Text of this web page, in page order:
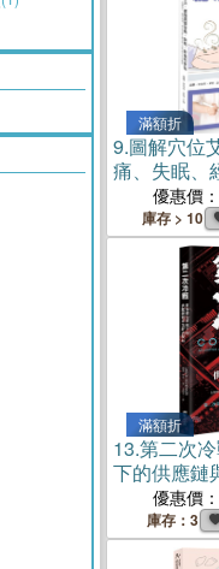
滿額折
9.圖解穴位
痛、失眠、
常見病症
學隨用，
的對症艾灸
優惠價：
庫存 > 10
滿額折
13.第二次
下的供應鏈
優惠價：
庫存：3